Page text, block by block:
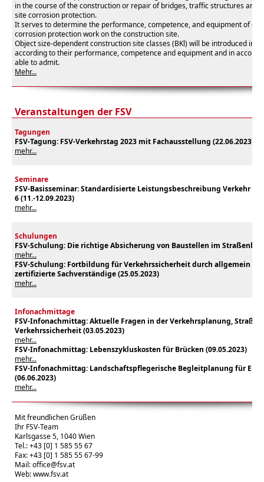
in the course of the construction or repair of bridges, traffic structures and
site corrosion protection.
It serves to determine the performance, competence, and equipment of
corrosion protection work on the construction site.
Object size-dependent construction site classes (BKl) will be introduced in
according to their performance, competence and equipment and in
able to admit.
Mehr...
Veranstaltungen der FSV
Tagungen
FSV-Tagung: FSV-Verkehrstag 2023 mit Fachausstellung (22.06.2023)
mehr...
Seminare
FSV-Basisseminar: Standardisierte Leistungsbeschreibung Verkehr
6 (11.-12.09.2023)
mehr...
Schulungen
FSV-Schulung: Die richtige Absicherung von Baustellen im
mehr...
FSV-Schulung: Fortbildung für Verkehrssicherheit durch allgemein
zertifizierte Sachverständige (25.05.2023)
mehr...
Infonachmittage
FSV-Infonachmittag: Aktuelle Fragen in der Verkehrsplanung,
Verkehrssicherheit (03.05.2023)
mehr...
FSV-Infonachmittag: Lebenszykluskosten für Brücken (09.05.2023)
mehr...
FSV-Infonachmittag: Landschaftspflegerische Begleitplanung für
(06.06.2023)
mehr...
Mit freundlichen Grüßen
Ihr FSV-Team
Karlsgasse 5, 1040 Wien
Tel.: +43 [0] 1 585 55 67
Fax: +43 [0] 1 585 55 67-99
Mail:office@fsv.at
Web:www.fsv.at